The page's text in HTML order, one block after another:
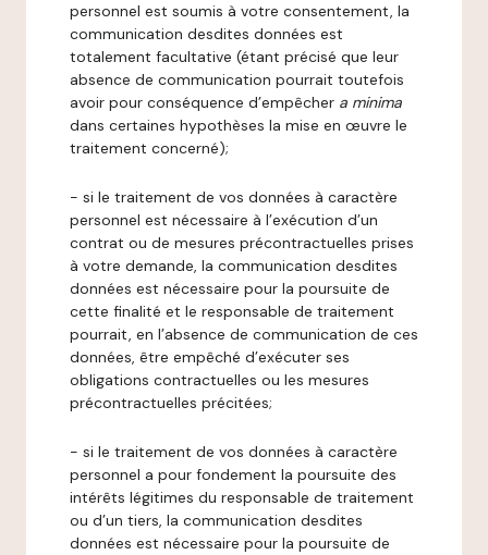
personnel est soumis à votre consentement, la
communication desdites données est
totalement facultative (étant précisé que leur
absence de communication pourrait toutefois
avoir pour conséquence d’empêcher a minima
dans certaines hypothèses la mise en œuvre le
traitement concerné);
- si le traitement de vos données à caractère
personnel est nécessaire à l’exécution d’un
contrat ou de mesures précontractuelles prises
à votre demande, la communication desdites
données est nécessaire pour la poursuite de
cette finalité et le responsable de traitement
pourrait, en l’absence de communication de ces
données, être empêché d’exécuter ses
obligations contractuelles ou les mesures
précontractuelles précitées;
- si le traitement de vos données à caractère
personnel a pour fondement la poursuite des
intérêts légitimes du responsable de traitement
ou d’un tiers, la communication desdites
données est nécessaire pour la poursuite de